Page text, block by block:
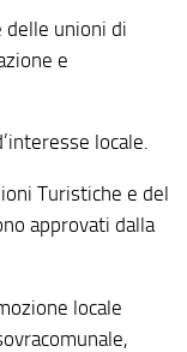
delle unioni di
e
locale.
Turistiche e del
approvati dalla
locale